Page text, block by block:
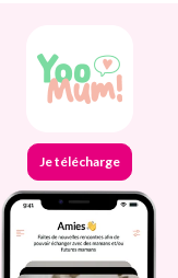
Je télécharge